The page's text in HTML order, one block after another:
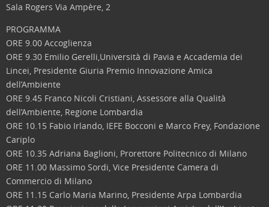
Sala Rogers Via Ampère, 2
PROGRAMMA
ORE 9.00 Accoglienza
ORE 9.30 Emilio Gerelli,Università di Pavia e Accademia dei
Lincei, Presidente Giuria Premio Innovazione Amica
dell’Ambiente
ORE 9.45 Franco Nicoli Cristiani, Assessore alla Qualità
dell’Ambiente, Regione Lombardia
ORE 10.15 Fabio Irlando, IEFE Bocconi e Marco Frey, Fondazione
Cariplo
ORE 10.35 Adriana Baglioni, Prorettore Politecnico di Milano
ORE 11.00 Massimo Sordi, Vice Presidente Camera di
Commercio di Milano
ORE 11.15 Carlo Maria Marino, Presidente Arpa Lombardia